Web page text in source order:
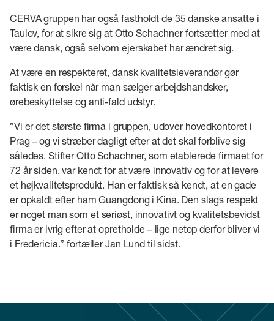
CERVA gruppen har også fastholdt de 35 danske ansatte i
Taulov, for at sikre sig at Otto Schachner fortsætter med at
være dansk, også selvom ejerskabet har ændret sig.
At være en respekteret, dansk kvalitetsleverandør gør
faktisk en forskel når man sælger arbejdshandsker,
ørebeskyttelse og anti-fald udstyr.
”Vi er det største firma i gruppen, udover hovedkontoret i
Prag – og vi stræber dagligt efter at det skal forblive sig
således. Stifter Otto Schachner, som etablerede firmaet for
72 år siden, var kendt for at være innovativ og for at levere
et højkvalitetsprodukt. Han er faktisk så kendt, at en gade
er opkaldt efter ham Guangdong i Kina. Den slags respekt
er noget man som et seriøst, innovativt og kvalitetsbevidst
firma er ivrig efter at opretholde – lige netop derfor bliver vi
i Fredericia.” fortæller Jan Lund til sidst.